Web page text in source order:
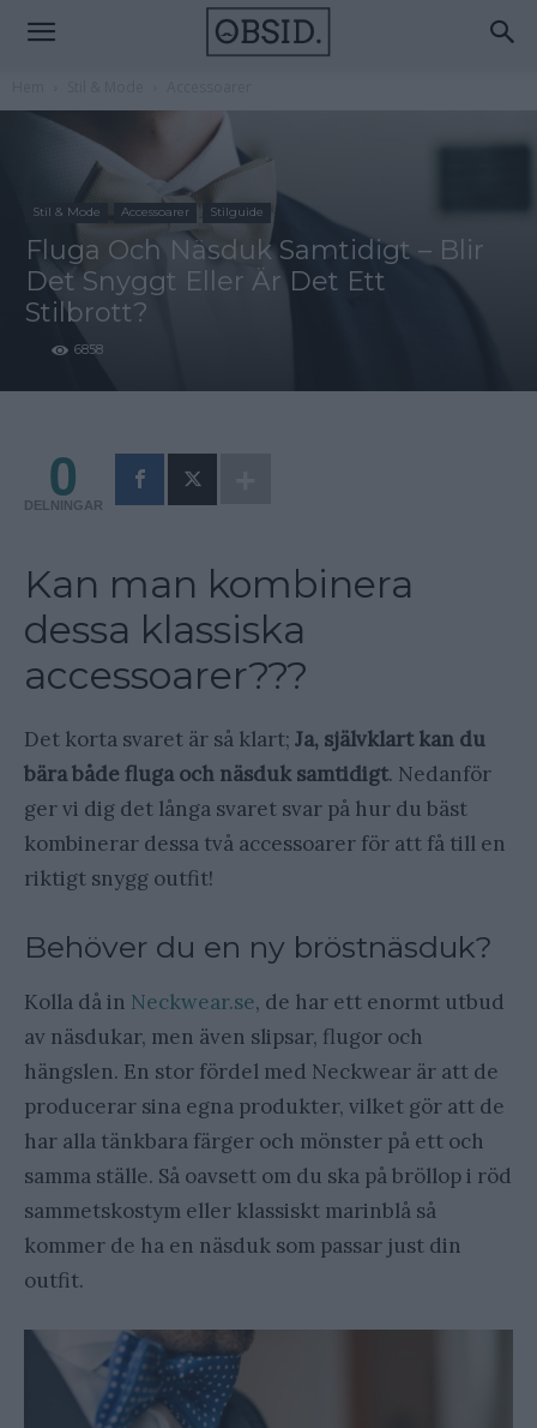
Stil & Mode Accessoarer Stilguide
Fluga Och Näsduk Samtidigt – Blir
Det Snyggt Eller Är Det Ett
Stilbrott?
6858
0
DELNINGAR
Kan man kombinera
dessa klassiska
accessoarer???
Det korta svaret är så klart; Ja, självklart kan du
bära både fluga och näsduk samtidigt. Nedanför
ger vi dig det långa svaret svar på hur du bäst
kombinerar dessa två accessoarer för att få till en
riktigt snygg outfit!
Behöver du en ny bröstnäsduk?
Kolla då in Neckwear.se, de har ett enormt utbud
av näsdukar, men även slipsar, flugor och
hängslen. En stor fördel med Neckwear är att de
producerar sina egna produkter, vilket gör att de
har alla tänkbara färger och mönster på ett och
samma ställe. Så oavsett om du ska på bröllop i röd
sammetskostym eller klassiskt marinblå så
kommer de ha en näsduk som passar just din
outfit.